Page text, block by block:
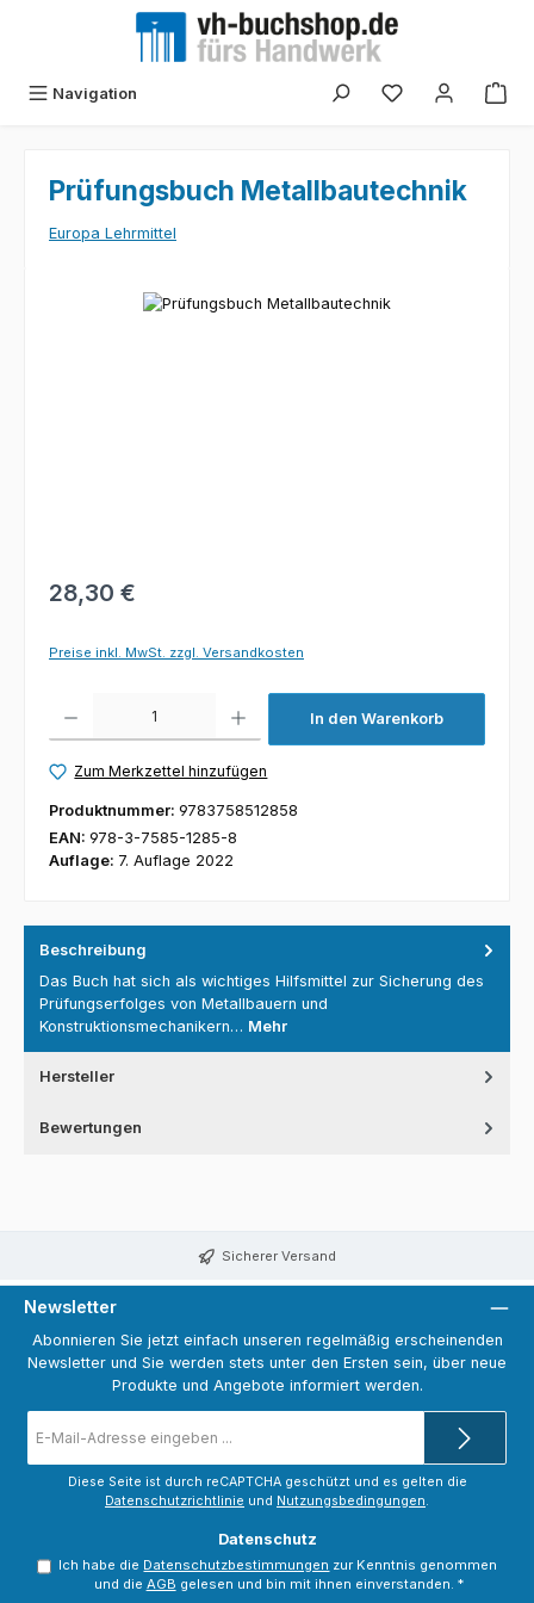
Zum Hauptinhalt springen
Navigation
Prüfungsbuch Metallbautechnik
Europa Lehrmittel
Bildergalerie überspringen
28,30 €
Preise inkl. MwSt. zzgl. Versandkosten
In den Warenkorb
Zum Merkzettel hinzufügen
Produktnummer: 9783758512858
EAN: 978-3-7585-1285-8
Auflage: 7. Auflage 2022
Beschreibung
Das Buch hat sich als wichtiges Hilfsmittel zur Sicherung des
Prüfungserfolges von Metallbauern und
Konstruktionsmechanikern… Mehr
Hersteller
Bewertungen
Sicherer Versand
Newsletter
Abonnieren Sie jetzt einfach unseren regelmäßig erscheinenden
Newsletter und Sie werden stets unter den Ersten sein, über neue
Produkte und Angebote informiert werden.
Mail-
Adresse
Diese Seite ist durch reCAPTCHA geschützt und es gelten die
Datenschutzrichtlinie und Nutzungsbedingungen.
Datenschutz
Ich habe die Datenschutzbestimmungen zur Kenntnis genommen
und die AGB gelesen und bin mit ihnen einverstanden. *